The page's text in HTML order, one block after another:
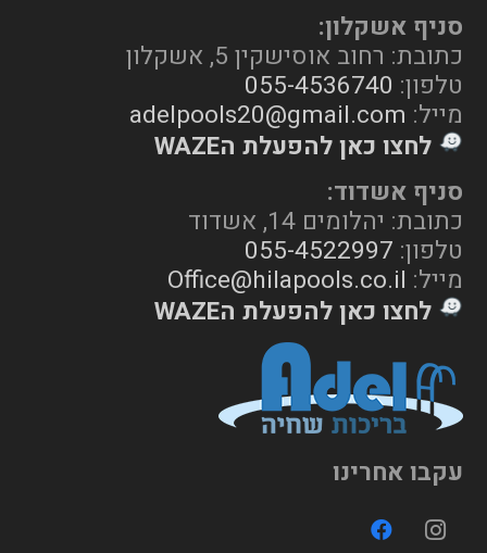
סניף אשקלון:
כתובת: רחוב אוסישקין 5, אשקלון
טלפון: 055-4536740
מייל: adelpools20@gmail.com
לחצו כאן להפעלת הWAZE
סניף אשדוד:
כתובת: יהלומים 14, אשדוד
טלפון: 055-4522997
מייל: Office@hilapools.co.il
לחצו כאן להפעלת הWAZE
עקבו אחרינו